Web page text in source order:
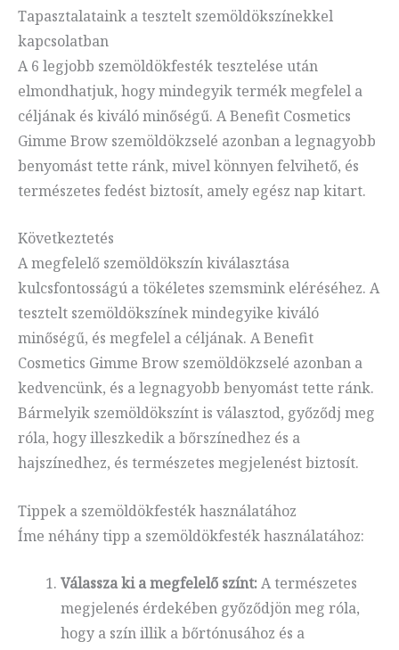
Tapasztalataink a tesztelt szemöldökszínekkel
kapcsolatban
A 6 legjobb szemöldökfesték tesztelése után
elmondhatjuk, hogy mindegyik termék megfelel a
céljának és kiváló minőségű. A Benefit Cosmetics
Gimme Brow szemöldökzselé azonban a legnagyobb
benyomást tette ránk, mivel könnyen felvihető, és
természetes fedést biztosít, amely egész nap kitart.
Következtetés
A megfelelő szemöldökszín kiválasztása
kulcsfontosságú a tökéletes szemsmink eléréséhez. A
tesztelt szemöldökszínek mindegyike kiváló
minőségű, és megfelel a céljának. A Benefit
Cosmetics Gimme Brow szemöldökzselé azonban a
kedvencünk, és a legnagyobb benyomást tette ránk.
Bármelyik szemöldökszínt is választod, győződj meg
róla, hogy illeszkedik a bőrszínedhez és a
hajszínedhez, és természetes megjelenést biztosít.
Tippek a szemöldökfesték használatához
Íme néhány tipp a szemöldökfesték használatához:
Válassza ki a megfelelő színt: A természetes
megjelenés érdekében győződjön meg róla,
hogy a szín illik a bőrtónusához és a